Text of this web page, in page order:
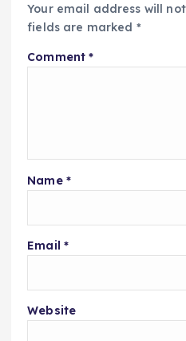
Your email address will
fields are marked *
Comment*
Name *
Email *
Website